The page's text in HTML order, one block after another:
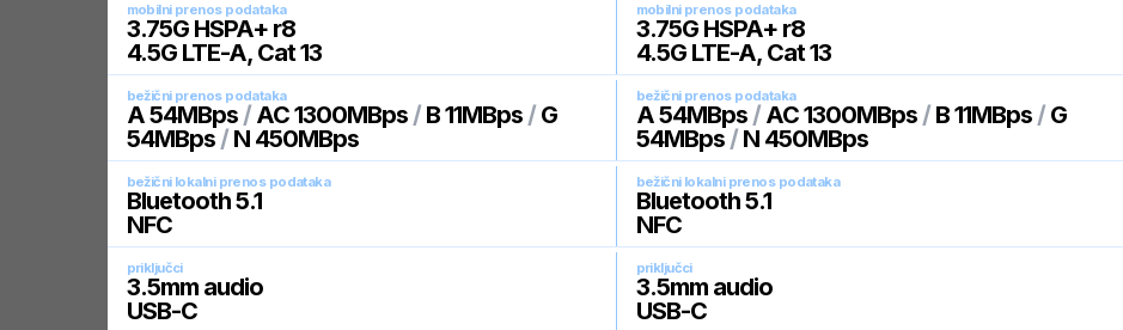
mobilni prenos podataka
3.75G HSPA+ r8
4.5G LTE-A, Cat 13
mobilni prenos podataka
3.75G HSPA+ r8
4.5G LTE-A, Cat 13
bežični prenos podataka
A 54MBps/ AC 1300MBps/ B 11MBps/ G
54MBps/ N 450MBps
bežični prenos podataka
A 54MBps/ AC 1300MBps/ B 11MBps/ G
54MBps/ N 450MBps
bežični lokalni prenos podataka
Bluetooth 5.1
NFC
bežični lokalni prenos podataka
Bluetooth 5.1
NFC
priključci
3.5mm audio
USB-C
priključci
3.5mm audio
USB-C